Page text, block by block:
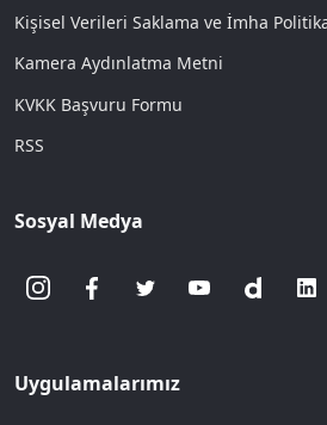
Kişisel Verileri Saklama ve İmha
Kamera Aydınlatma Metni
KVKK Başvuru Formu
RSS
Sosyal Medya
Uygulamalarımız